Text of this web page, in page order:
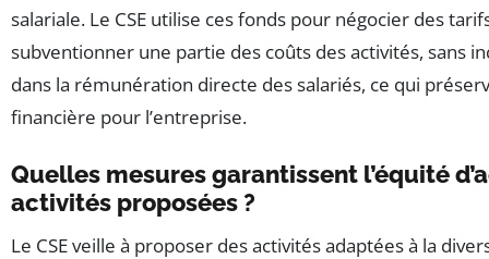
salariale. Le CSE utilise ces fonds pour négocier des
subventionner une partie des coûts des activités, sans
dans la rémunération directe des salariés, ce qui
financière pour l’entreprise.
Quelles mesures garantissent l’équité
activités proposées ?
Le CSE veille à proposer des activités adaptées à la